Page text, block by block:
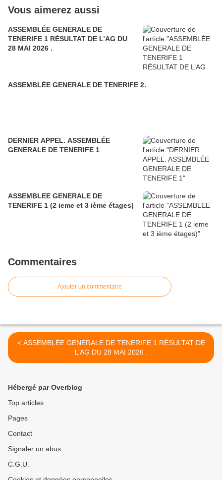
Vous aimerez aussi
ASSEMBLÉE GENERALE DE
TENERIFE 1 RÉSULTAT DE L’AG DU
28 MAI 2026 .
ASSEMBLÉE GENERALE DE TENERIFE 2.
DERNIER APPEL. ASSEMBLÉE
GENERALE DE TENERIFE 1
ASSEMBLEE GENERALE DE
TENERIFE 1 (2 ieme et 3 ième étages)
Commentaires
Ajouter un commentaire
< ASSEMBLÉE GENERALE DE TENERIFE 1 RÉSULTAT DE
L’AG DU 28 MAI 2026 .
Hébergé par Overblog
Top articles
Pages
Contact
Signaler un abus
C.G.U.